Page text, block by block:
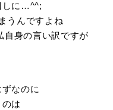
しに…^^;
うんですよね
身の言い訳ですが
なのに
は